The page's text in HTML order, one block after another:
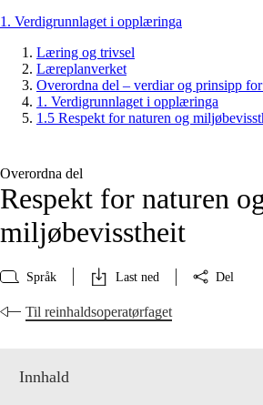
1. Verdigrunnlaget i opplæringa
Læring og trivsel
Læreplanverket
Overordna del – verdiar og prinsipp
1. Verdigrunnlaget i opplæringa
1.5 Respekt for naturen og
Overordna del
Respekt for naturen
miljøbevisstheit
Språk Last ned Del
Til reinhaldsoperatørfaget
Innhald